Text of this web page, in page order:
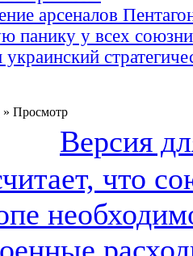
арсеналов
панику у всех
» Просмотр
Версия
что